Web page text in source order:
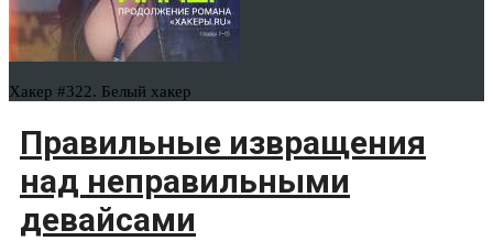
Хакер #322. Белый хакер
Правильные извращения
над неправильными
девайсами